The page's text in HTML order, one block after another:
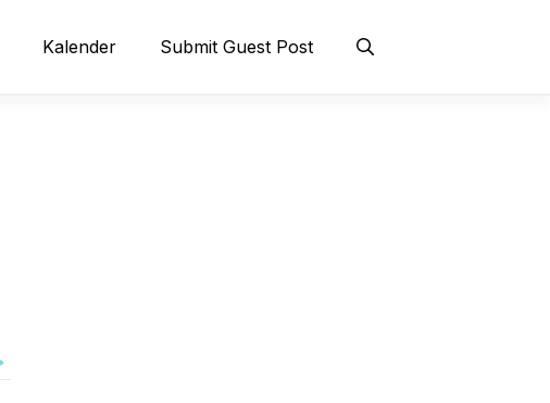
Kalender Submit Guest Post